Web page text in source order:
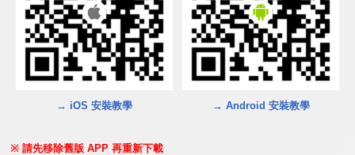
→ iOS 安裝教學 → Android 安裝教學
請先移除舊版 APP 再重新下載